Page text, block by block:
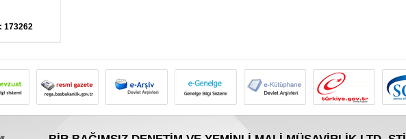
173262